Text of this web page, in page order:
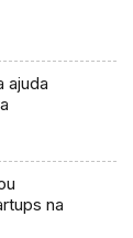
ajuda
na